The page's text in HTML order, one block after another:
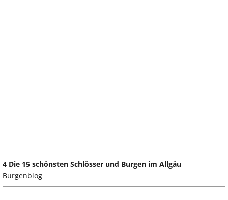
4 Die 15 schönsten Schlösser und Burgen im Allgäu
Burgenblog